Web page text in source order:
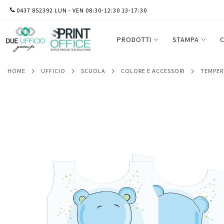
SALTA
CONTENUTO
0437 852392 LUN - VEN 08:30-12:30 13-17:30
PRODOTTI STAMPA
HOME UFFICIO SCUOLA COLORE E ACCESSORI